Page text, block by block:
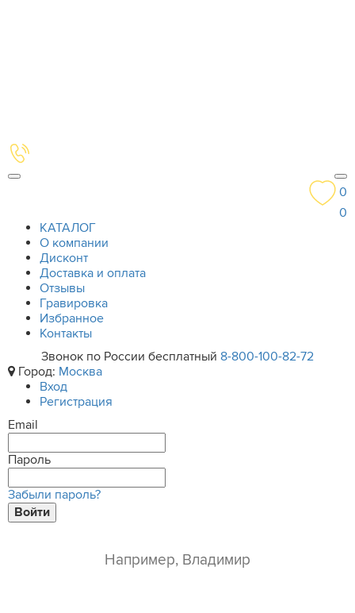
0
0
КАТАЛОГ
О компании
Дисконт
Доставка и оплата
Отзывы
Гравировка
Избранное
Контакты
Звонок по России бесплатный 8-800-100-82-72
Город: Москва
Вход
Регистрация
Email
Пароль
Забыли пароль?
Войти